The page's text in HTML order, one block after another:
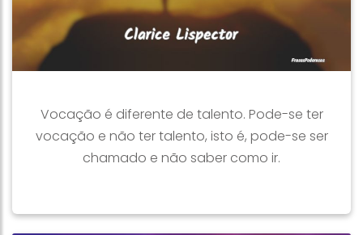
Vocação é diferente de talento. Pode-se ter
vocação e não ter talento, isto é, pode-se ser
chamado e não saber como ir.